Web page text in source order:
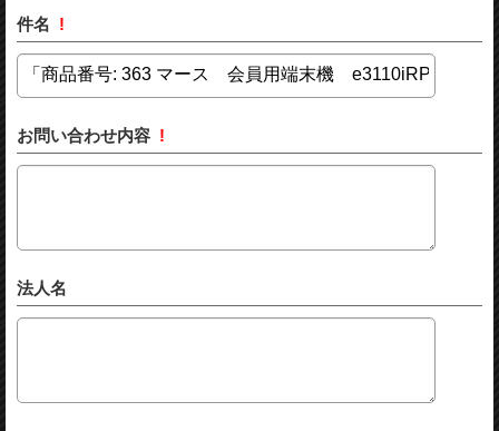
件名 !
お問い合わせ内容 !
法人名